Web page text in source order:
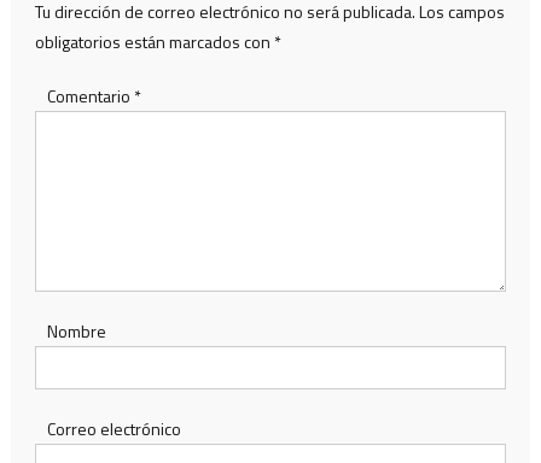
Tu dirección de correo electrónico no será publicada.Los campos
obligatorios están marcados con *
Comentario *
Nombre
Correo electrónico